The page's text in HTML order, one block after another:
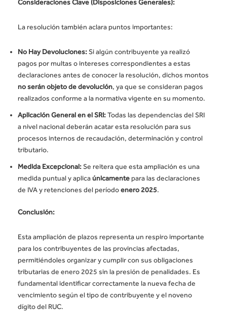
Consideraciones Clave (Disposiciones Generales):
La resolución también aclara puntos importantes:
No Hay Devoluciones:Si algún contribuyente ya realizó
pagos por multas o intereses correspondientes a estas
declaraciones antes de conocer la resolución, dichos montos
no serán objeto de devolución, ya que se consideran pagos
realizados conforme a la normativa vigente en su momento.
Aplicación General en el SRI:Todas las dependencias del SRI
a nivel nacional deberán acatar esta resolución para sus
procesos internos de recaudación, determinación y control
tributario.
Medida Excepcional:Se reitera que esta ampliación es una
medida puntual y aplicaúnicamentepara las declaraciones
de IVA y retenciones del períodoenero 2025.
Conclusión:
Esta ampliación de plazos representa un respiro importante
para los contribuyentes de las provincias afectadas,
permitiéndoles organizar y cumplir con sus obligaciones
tributarias de enero 2025 sin la presión de penalidades. Es
fundamental identificar correctamente la nueva fecha de
vencimiento según el tipo de contribuyente y el noveno
dígito del RUC.